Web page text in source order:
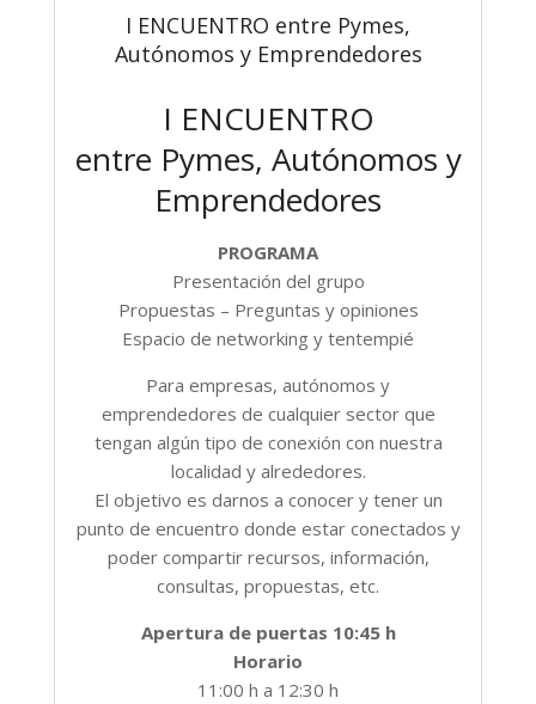
I ENCUENTRO entre Pymes,
Autónomos y Emprendedores
I ENCUENTRO
entre Pymes, Autónomos y
Emprendedores
PROGRAMA
Presentación del grupo
Propuestas – Preguntas y opiniones
Espacio de networking y tentempié
Para empresas, autónomos y
emprendedores de cualquier sector que
tengan algún tipo de conexión con nuestra
localidad y alrededores.
El objetivo es darnos a conocer y tener un
punto de encuentro donde estar conectados y
poder compartir recursos, información,
consultas, propuestas, etc.
Apertura de puertas 10:45 h
Horario
11:00 h a 12:30 h